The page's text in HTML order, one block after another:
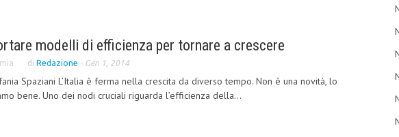
modelli di efficienza per tornare a crescere
di Redazione - Gen 1, 2014
Spaziani L’Italia è ferma nella crescita da diverso tempo. Non è una novità, lo
bene. Uno dei nodi cruciali riguarda l’efficienza della...